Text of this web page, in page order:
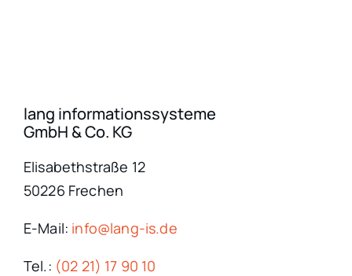
lang informationssysteme
GmbH & Co. KG
Elisabethstraße 12
50226 Frechen
E-Mail: info@lang-is.de
Tel.: (02 21) 17 90 10